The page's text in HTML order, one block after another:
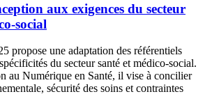
aux exigences du secteur
social
propose une adaptation des référentiels
du secteur santé et médico-social.
au Numérique en Santé, il vise à concilier
sécurité des soins et contraintes